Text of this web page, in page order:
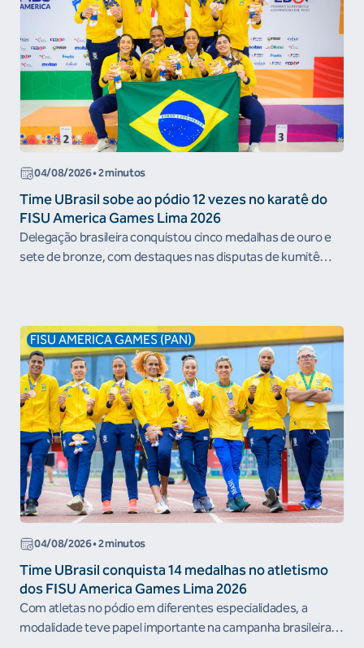
04/08/2026 • 2 minutos
Time UBrasil sobe ao pódio 12 vezes no karatê do
FISU America Games Lima 2026
Delegação brasileira conquistou cinco medalhas de ouro e
sete de bronze, com destaques nas disputas de kumitê
FISU AMERICA GAMES (PAN)
04/08/2026 • 2 minutos
Time UBrasil conquista 14 medalhas no atletismo
dos FISU America Games Lima 2026
Com atletas no pódio em diferentes especialidades, a
modalidade teve papel importante na campanha brasileira